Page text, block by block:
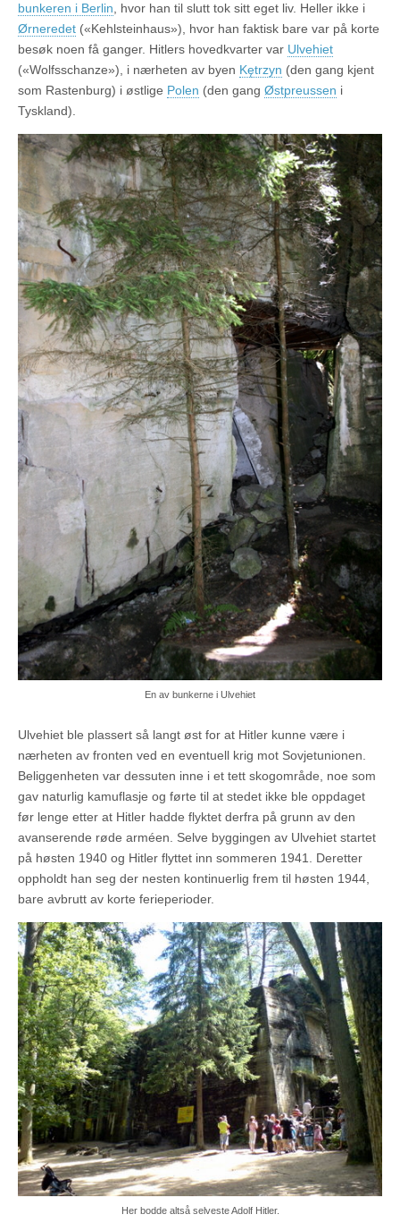
bunkeren i Berlin, hvor han til slutt tok sitt eget liv. Heller ikke i
Ørneredet («Kehlsteinhaus»), hvor han faktisk bare var på korte
besøk noen få ganger. Hitlers hovedkvarter var Ulvehiet
(«Wolfsschanze»), i nærheten av byen Kętrzyn (den gang kjent
som Rastenburg) i østlige Polen (den gang Østpreussen i
Tyskland).
En av bunkerne i Ulvehiet
Ulvehiet ble plassert så langt øst for at Hitler kunne være i
nærheten av fronten ved en eventuell krig mot Sovjetunionen.
Beliggenheten var dessuten inne i et tett skogområde, noe som
gav naturlig kamuflasje og førte til at stedet ikke ble oppdaget
før lenge etter at Hitler hadde flyktet derfra på grunn av den
avanserende røde arméen. Selve byggingen av Ulvehiet startet
på høsten 1940 og Hitler flyttet inn sommeren 1941. Deretter
oppholdt han seg der nesten kontinuerlig frem til høsten 1944,
bare avbrutt av korte ferieperioder.
Her bodde altså selveste Adolf Hitler.